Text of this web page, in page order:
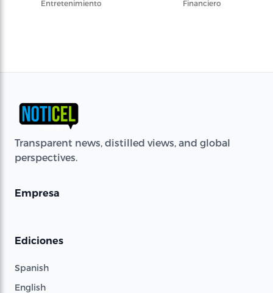
Entretenimiento
Financiero
Transparent news, distilled views, and global
perspectives.
Empresa
Ediciones
Spanish
English